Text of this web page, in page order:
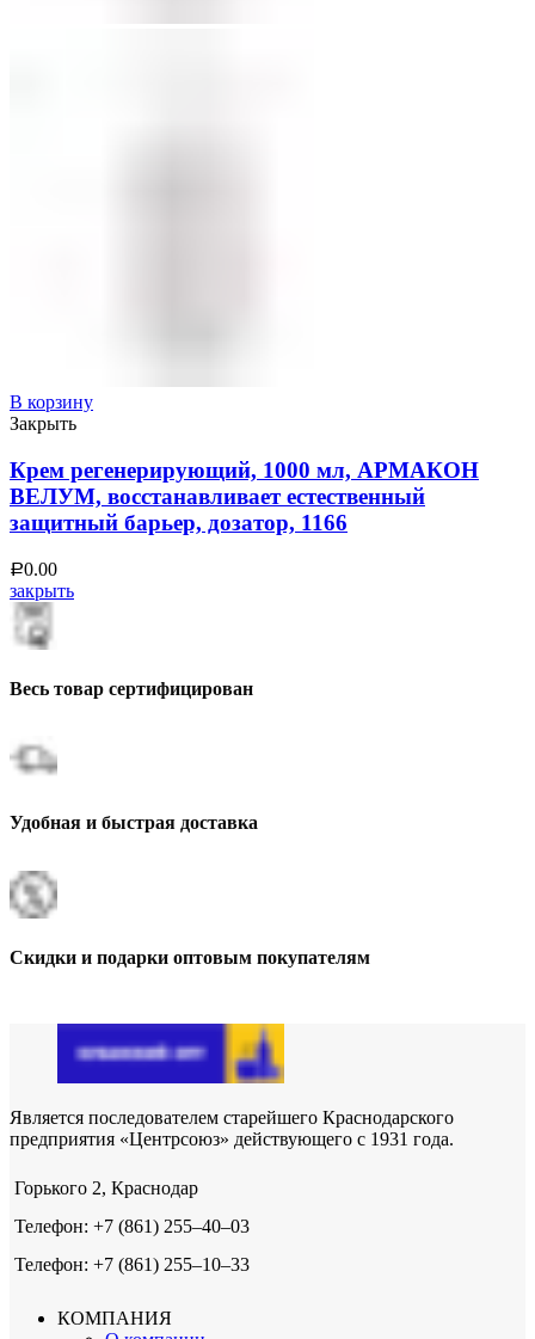
В корзину
Закрыть
Крем регенерирующий, 1000 мл, АРМАКОН
ВЕЛУМ, восстанавливает естественный
защитный барьер, дозатор, 1166
Р0.00
закрыть
Весь товар сертифицирован
Удобная и быстрая доставка
Скидки и подарки оптовым покупателям
Является последователем старейшего Краснодарского
предприятия «Центрсоюз» действующего с 1931 года.
Горького 2, Краснодар
Телефон: +7 (861) 255‒40‒03
Телефон: +7 (861) 255‒10‒33
КОМПАНИЯ